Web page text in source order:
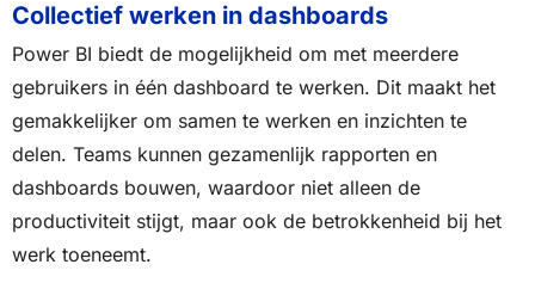
Collectief werken in dashboards
Power BI biedt de mogelijkheid om met meerdere
gebruikers in één dashboard te werken. Dit maakt het
gemakkelijker om samen te werken en inzichten te
delen. Teams kunnen gezamenlijk rapporten en
dashboards bouwen, waardoor niet alleen de
productiviteit stijgt, maar ook de betrokkenheid bij het
werk toeneemt.